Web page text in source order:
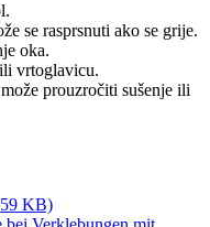
se rasprsnuti ako se grije.
oka.
vrtoglavicu.
prouzročiti sušenje ili
KB)